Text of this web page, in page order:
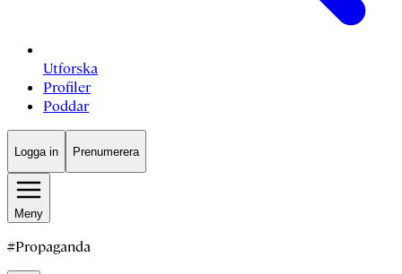
Utforska
Profiler
Poddar
Logga in Prenumerera
Meny
#Propaganda